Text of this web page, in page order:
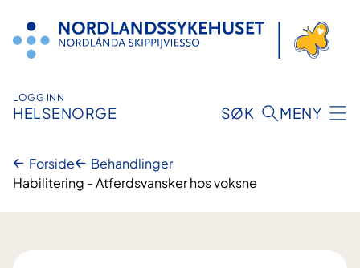
innhold
LOGG INN
HELSENORGE SØK MENY
Forside
Behandlinger
Habilitering - Atferdsvansker hos voksne